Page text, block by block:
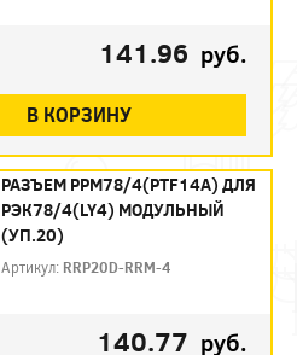
141.96 руб.
В КОРЗИНУ
РАЗЪЕМ РРМ78/4(PTF14A) ДЛЯ
РЭК78/4(LY4) МОДУЛЬНЫЙ
(УП.20)
Артикул: RRP20D-RRM-4
140.77 руб.